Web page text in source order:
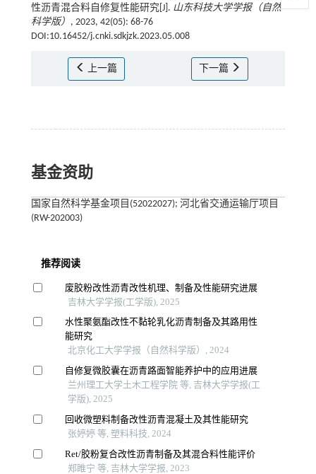
性沥青混合料自修复性能研究[J]. 山东科技大学学报（自然
科学版） , 2023, 42(05): 68-76
DOI:10.16452/j.cnki.sdkjzk.2023.05.008
上一篇 下一篇
基金资助
国家自然科学基金项目(52022027); 河北省交通运输厅项目
(RW-202003)